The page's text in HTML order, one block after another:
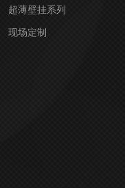
超薄壁挂系列
现场定制